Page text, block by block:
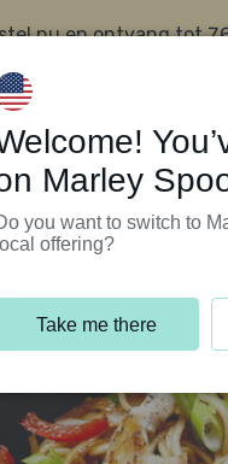
nu en ontvang tot
Marley
you want to switch to
local offering?
Take me there